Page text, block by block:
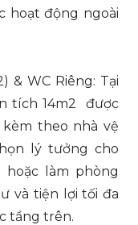
hoạt động ngoài
& WC Riêng: Tại
tích 14m2 được
theo nhà vệ
lý tưởng cho
làm phòng
và tiện lợi tối đa
tầng trên.